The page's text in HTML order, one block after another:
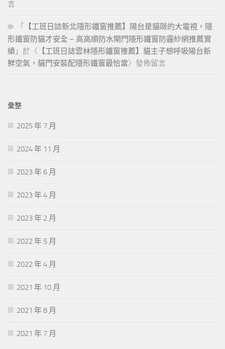
言
「
【工班日誌新北隱形鐵窗推薦】陽台是貓咪的大電視，隱
形鐵窗防貓才安全 – 高高順防水閘門隱形鐵窗防霾紗網推薦實
績 」於〈 【工班日誌雲林隱形鐵窗推薦】貓主子想呼吸陽台新
鮮空氣，貓門安裝配隱形鐵窗最恰當〉發佈留言
彙整
2025 年 7 月
2024 年 11 月
2023 年 6 月
2023 年 4 月
2023 年 2 月
2022 年 5 月
2022 年 4 月
2021 年 10 月
2021 年 8 月
2021 年 7 月